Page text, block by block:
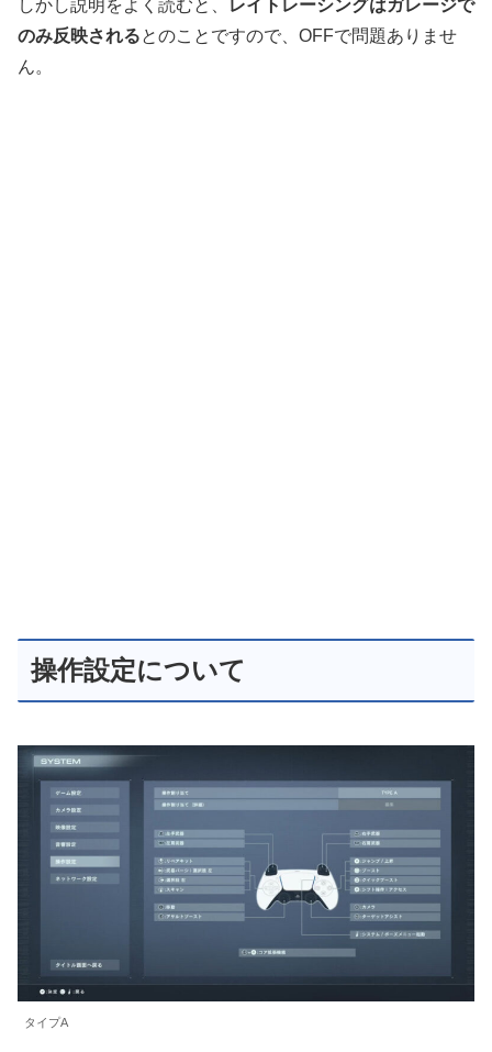
しかし説明をよく読むと、
レイトレーシングはガレージで
のみ反映されるとのことですので、OFFで問題ありませ
ん。
操作設定について
タイプA